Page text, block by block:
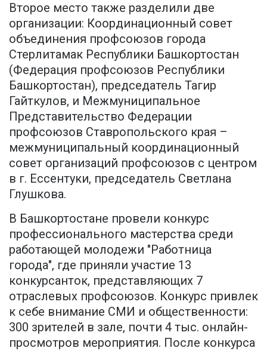
Второе место также разделили две
организации: Координационный совет
объединения профсоюзов города
Стерлитамак Республики Башкортостан
(Федерация профсоюзов Республики
Башкортостан), председатель Тагир
Гайткулов, и Межмуниципальное
Представительство Федерации
профсоюзов Ставропольского края –
межмуниципальный координационный
совет организаций профсоюзов с центром
в г. Ессентуки, председатель Светлана
Глушкова.
В Башкортостане провели конкурс
профессионального мастерства среди
работающей молодежи "Работница
города", где приняли участие 13
конкурсанток, представляющих 7
отраслевых профсоюзов. Конкурс привлек
к себе внимание СМИ и общественности:
300 зрителей в зале, почти 4 тыс. онлайн-
просмотров мероприятия. После конкурса